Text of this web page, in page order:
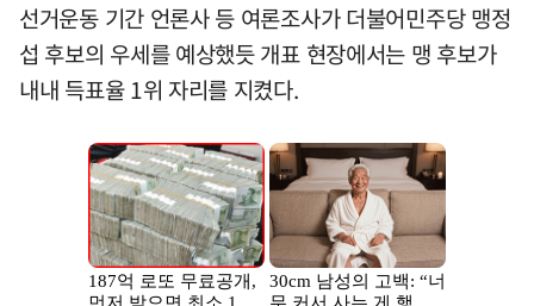
선거운동 기간 언론사 등 여론조사가 더불어민주당 맹정
섭 후보의 우세를 예상했듯 개표 현장에서는 맹 후보가
내내 득표율 1위 자리를 지켰다.